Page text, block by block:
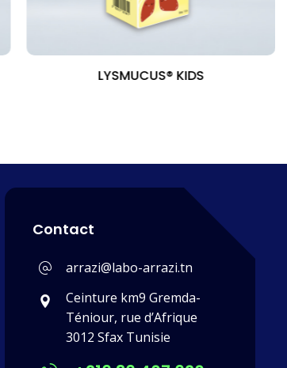
LYSMUCUS® KIDS
Contact
arrazi@labo-arrazi.tn
Ceinture km9 Gremda-
Téniour, rue d’Afrique
3012 Sfax Tunisie